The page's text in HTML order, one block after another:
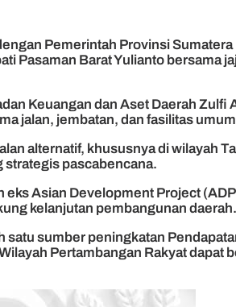
Pemerintah Provinsi
Pasaman Barat Yulianto bersama
Keuangan dan Aset Daerah
jalan, jembatan, dan fasilitas
alternatif, khususnya di wilayah
pascabencana.
Asian Development Project
kelanjutan pembangunan daerah.
sumber peningkatan
Pertambangan Rakyat dapat